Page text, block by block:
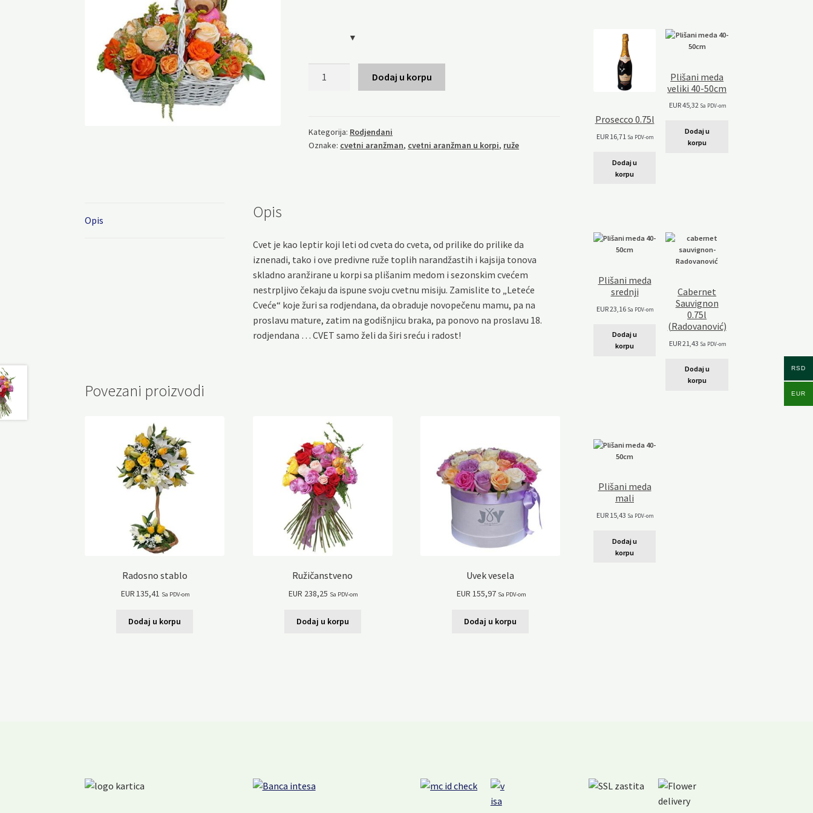
Dodaj u korpu
Kategorija: Rodjendani
Oznake: cvetni aranžman, cvetni aranžman u korpi, ruže
Opis Opis
Cvet je kao leptir koji leti od cveta do cveta, od prilike do prilike da
iznenadi, tako i ove predivne ruže toplih narandžastih i kajsija tonova
skladno aranžirane u korpi sa plišanim medom i sezonskim cvećem
nestrpljivo čekaju da ispune svoju cvetnu misiju. Zamislite to „Leteće
Cveće“ koje žuri sa rodjendana, da obraduje novopečenu mamu, pa na
proslavu mature, zatim na godišnjicu braka, pa ponovo na proslavu 18.
rodjendana … CVET samo želi da širi sreću i radost!
Povezani proizvodi
Radosno stablo
EUR 135,41 Sa PDV-om
Dodaj u korpu
Ružičanstveno
EUR 238,25 Sa PDV-om
Dodaj u korpu
Uvek vesela
EUR 155,97 Sa PDV-om
Dodaj u korpu
Prosecco 0.75l
EUR 16,71 Sa PDV-om
Dodaj u
korpu
Plišani meda
veliki 40-50cm
EUR45,32 Sa PDV-om
Dodaj u
korpu
Plišani meda
srednji
EUR23,16 Sa PDV-om
Dodaj u
korpu
Cabernet
Sauvignon
0.75l
(Radovanović)
EUR21,43 Sa PDV-om
Dodaj u
korpu
Plišani meda
mali
EUR 15,43 Sa PDV-om
Dodaj u
korpu
RSD
EUR